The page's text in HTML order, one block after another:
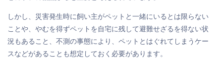
しかし、災害発生時に飼い主がペットと一緒にいるとは限らない
ことや、やむを得ずペットを自宅に残して避難せざるを得ない状
況もあること、不測の事態により、ペットとはぐれてしまうケー
スなどがあることも想定しておく必要があります。